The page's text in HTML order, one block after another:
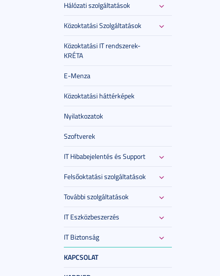
Hálózati szolgáltatások
Közoktatási Szolgáltatások
Közoktatási IT rendszerek-
KRÉTA
E-Menza
Közoktatási háttérképek
Nyilatkozatok
Szoftverek
IT Hibabejelentés és Support
Felsőoktatási szolgáltatások
További szolgáltatások
IT Eszközbeszerzés
IT Biztonság
KAPCSOLAT